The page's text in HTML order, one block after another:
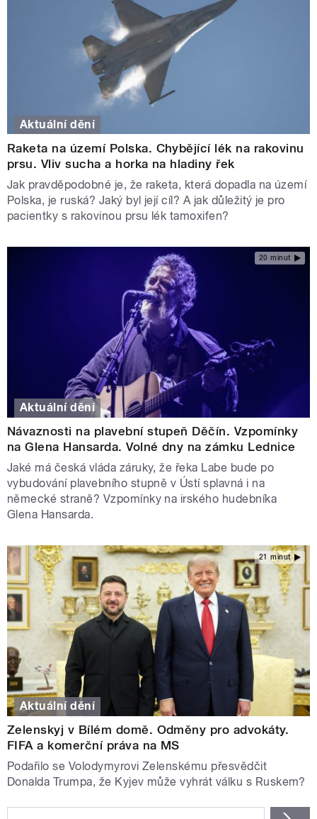
Aktuální dění
Raketa na území Polska. Chybějící lék na rakovinu
prsu. Vliv sucha a horka na hladiny řek
Jak pravděpodobné je, že raketa, která dopadla na území
Polska, je ruská? Jaký byl její cíl? A jak důležitý je pro
pacientky s rakovinou prsu lék tamoxifen?
20 minut
Aktuální dění
Návaznosti na plavební stupeň Děčín. Vzpomínky
na Glena Hansarda. Volné dny na zámku Lednice
Jaké má česká vláda záruky, že řeka Labe bude po
vybudování plavebního stupně v Ústí splavná i na
německé straně? Vzpomínky na irského hudebníka
Glena Hansarda.
21 minut
Aktuální dění
Zelenskyj v Bílém domě. Odměny pro advokáty.
FIFA a komerční práva na MS
Podařilo se Volodymyrovi Zelenskému přesvědčit
Donalda Trumpa, že Kyjev může vyhrát válku s Ruskem?